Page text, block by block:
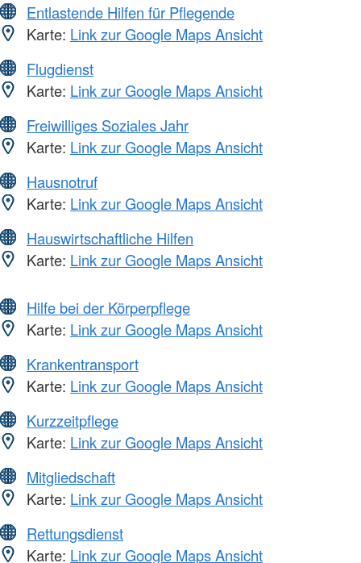
Entlastende Hilfen für Pflegende
Karte: Link zur Google Maps Ansicht
Flugdienst
Karte: Link zur Google Maps Ansicht
Freiwilliges Soziales Jahr
Karte: Link zur Google Maps Ansicht
Hausnotruf
Karte: Link zur Google Maps Ansicht
Hauswirtschaftliche Hilfen
Karte: Link zur Google Maps Ansicht
Hilfe bei der Körperpflege
Karte: Link zur Google Maps Ansicht
Krankentransport
Karte: Link zur Google Maps Ansicht
Kurzzeitpflege
Karte: Link zur Google Maps Ansicht
Mitgliedschaft
Karte: Link zur Google Maps Ansicht
Rettungsdienst
Karte: Link zur Google Maps Ansicht